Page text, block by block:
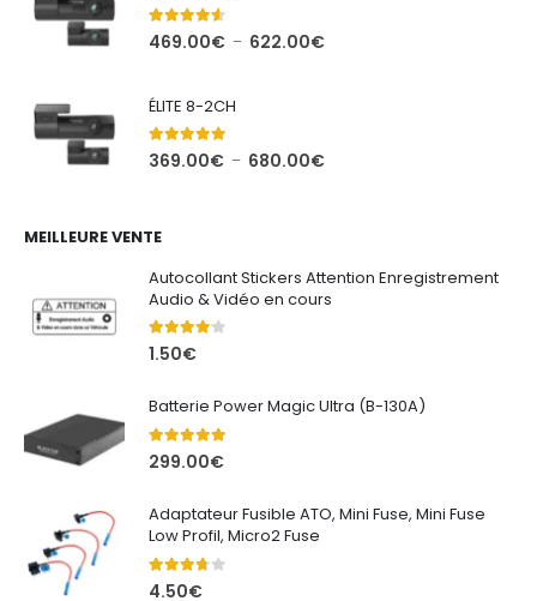
922.00€
4.44out of 5
469.00€ – 622.00€Plage
622.00€
ÉLITE 8-2CH
5.00out of 5
369.00€ – 680.00€Plage
680.00€
MEILLEURE VENTE
Autocollant Stickers Attention Enregistrement
Audio & Vidéo en cours
4.00out of 5
1.50€
Batterie Power Magic Ultra (B-130A)
5.00out of 5
299.00€
Adaptateur Fusible ATO, Mini Fuse, Mini Fuse
Low Profil, Micro2 Fuse
3.67out of 5
4.50€